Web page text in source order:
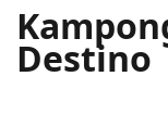
Destino